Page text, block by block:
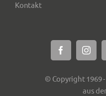
Kontakt
© Copyright 1969
aus